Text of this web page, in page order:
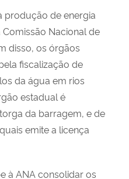
produção de energia
Nacional de
disso, os órgãos
fiscalização de
da água em rios
estadual é
da barragem, e de
emite a licença
à ANA consolidar os